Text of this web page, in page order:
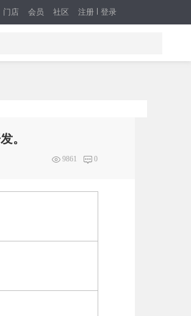
注册 登录
门店 会员 社区
。
9861 0